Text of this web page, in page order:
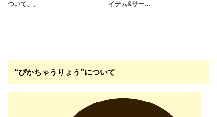
ついて、、
イテム&サー…
“ぴかちゃうりょう”について